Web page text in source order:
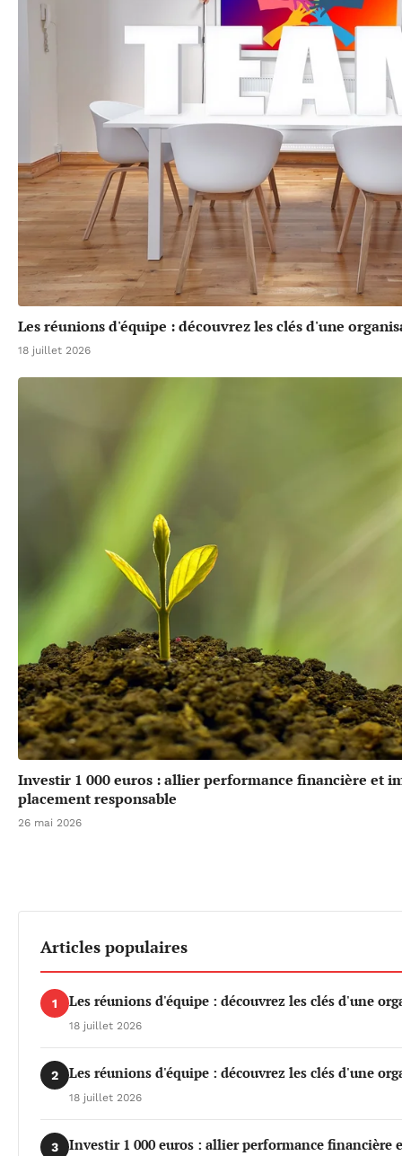
Les réunions d'équipe : découvrez les clés d'une
18 juillet 2026
Investir 1 000 euros : allier performance financière et
placement responsable
26 mai 2026
Articles populaires
1 Les réunions d'équipe : découvrez les clés d'une
18 juillet 2026
2 Les réunions d'équipe : découvrez les clés d'une
18 juillet 2026
3
Investir 1 000 euros : allier performance financière